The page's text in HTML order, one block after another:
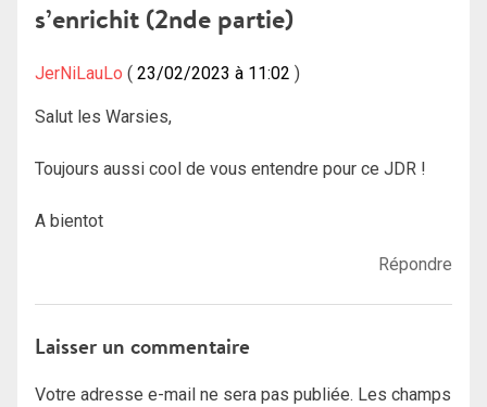
s’enrichit (2nde partie)
JerNiLauLo 23/02/2023 à 11:02
Salut les Warsies,
Toujours aussi cool de vous entendre pour ce JDR !
A bientot
Répondre
Laisser un commentaire
Votre adresse e-mail ne sera pas publiée. Les champs